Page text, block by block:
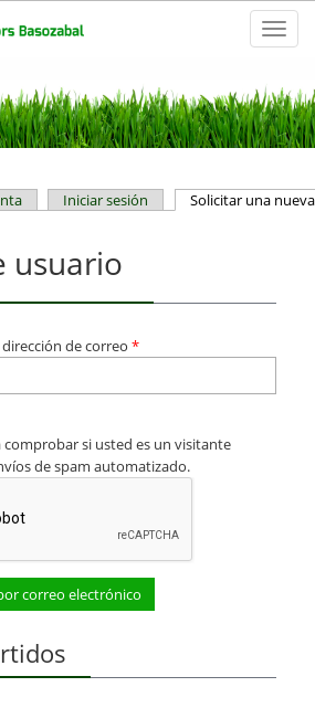
Toggle
Iniciar sesión Solicitar una
usuario
de correo *
comprobar si usted es un visitante
de spam automatizado.